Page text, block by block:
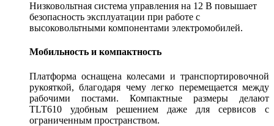
Низковольтная система управления на 12 В повышает
безопасность эксплуатации при работе с
высоковольтными компонентами электромобилей.
Мобильность и компактность
Платформа оснащена колесами и транспортировочной
рукояткой, благодаря чему легко перемещается между
рабочими постами. Компактные размеры делают
TLT610 удобным решением даже для сервисов с
ограниченным пространством.